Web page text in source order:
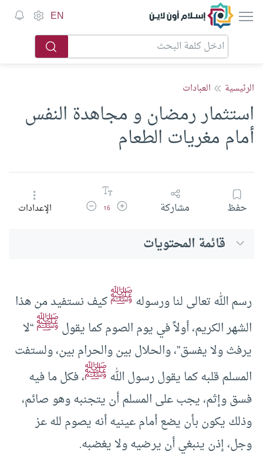
إسلام أون لاين EN
الرئيسية العبادات
استثمار رمضان و مجاهدة النفس
أمام مغريات الطعام
حفظ مشاركة زيادة حجم الخط
16 تقليل حجم الخطالإعدادات
قائمة المحتويات
رسم الله تعالى لنا ورسولهﷺكيف نستفيد من هذا
الشهر الكريم، أولاً في يوم الصوم كما يقولﷺ“لا
يرفث ولا يفسق”، والحلال بين والحرام بين، ولستفت
المسلم قلبه كما يقول رسول اللهﷺ، فكل ما فيه
فسق وإثم، يجب على المسلم أن يتجنبه وهو صائم،
وذلك يكون بأن يضع أمام عينيه أنه يصوم لله عز
وجل، إذن ينبغي أن يرضيه ولا يغضبه.